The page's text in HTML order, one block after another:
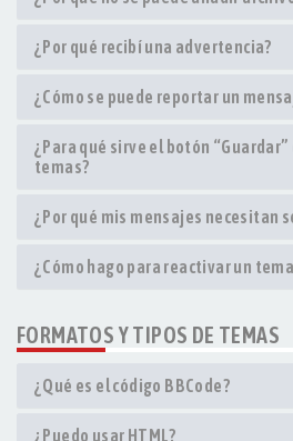
¿Por qué recibí una advertencia?
¿Cómo se puede reportar un
¿Para qué sirve el botón
temas?
¿Por qué mis mensajes necesitan
¿Cómo hago para reactivar un
FORMATOS Y TIPOS DE TEMAS
¿Qué es el código BBCode?
¿Puedo usar HTML?